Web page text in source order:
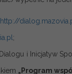
http://
;
i Inicjatyw
„Program